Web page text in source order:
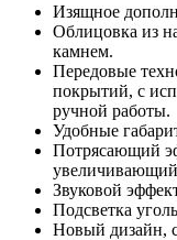
Изящное
Облицовка из
камнем.
Передовые
покрытий, с
ручной работы.
Удобные
Потрясающий
увеличивающий
Звуковой
Подсветка
Новый дизайн,